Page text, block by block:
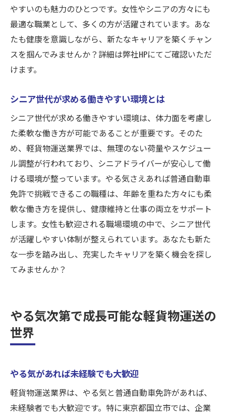
やすいのも魅力のひとつです。女性やシニアの方々にも
最適な職業として、多くの方が活躍されています。あな
たも健康を意識しながら、新たなキャリアを築くチャン
スを掴んでみませんか？詳細は弊社HPにてご確認いただ
けます。
シニア世代が求める働きやすい環境とは
シニア世代が求める働きやすい環境は、体力面を考慮し
た柔軟な働き方が可能であることが重要です。そのた
め、軽貨物運送業界では、無理のない荷量やスケジュー
ル調整が行われており、シニアドライバーが安心して働
ける環境が整っています。やる気さえあれば普通自動車
免許で挑戦できるこの職種は、年齢を重ねた方々にも柔
軟な働き方を提供し、健康維持と仕事の両立をサポート
します。女性も歓迎される職場環境の中で、シニア世代
が活躍しやすい体制が整えられています。あなたも新た
な一歩を踏み出し、充実したキャリアを築く機会を探し
てみませんか？
やる気次第で成長可能な軽貨物運送の
世界
やる気があれば未経験でも大歓迎
軽貨物運送業界は、やる気と普通自動車免許があれば、
未経験者でも大歓迎です。特に東京都国立市では、企業